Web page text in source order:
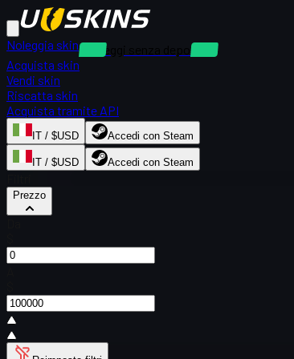
Noleggia skin
Noleggi senza deposito
Acquista skin
Vendi skin
Riscatta skin
Acquista tramite API
IT / $USD Accedi con Steam
IT / $USD Accedi con Steam
Prezzo